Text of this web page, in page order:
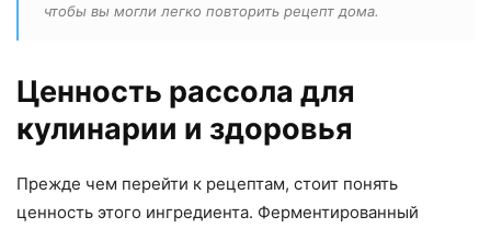
чтобы вы могли легко повторить рецепт дома.
Ценность рассола для
кулинарии и здоровья
Прежде чем перейти к рецептам, стоит понять
ценность этого ингредиента. Ферментированный